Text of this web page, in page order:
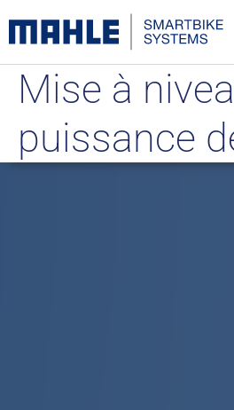
Mise à
puissance